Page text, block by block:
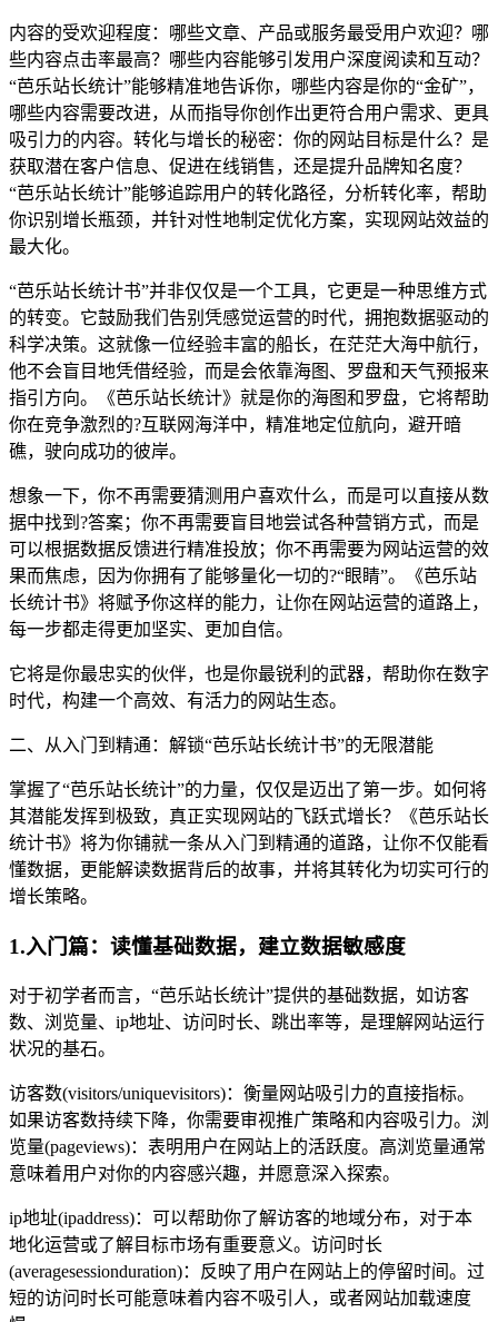
内容的受欢迎程度：哪些文章、产品或服务最受用户欢迎？哪
些内容点击率最高？哪些内容能够引发用户深度阅读和互动？
“芭乐站长统计”能够精准地告诉你，哪些内容是你的“金矿”，
哪些内容需要改进，从而指导你创作出更符合用户需求、更具
吸引力的内容。转化与增长的秘密：你的网站目标是什么？是
获取潜在客户信息、促进在线销售，还是提升品牌知名度？
“芭乐站长统计”能够追踪用户的转化路径，分析转化率，帮助
你识别增长瓶颈，并针对性地制定优化方案，实现网站效益的
最大化。
“芭乐站长统计书”并非仅仅是一个工具，它更是一种思维方式
的转变。它鼓励我们告别凭感觉运营的时代，拥抱数据驱动的
科学决策。这就像一位经验丰富的船长，在茫茫大海中航行，
他不会盲目地凭借经验，而是会依靠海图、罗盘和天气预报来
指引方向。《芭乐站长统计》就是你的海图和罗盘，它将帮助
你在竞争激烈的?互联网海洋中，精准地定位航向，避开暗
礁，驶向成功的彼岸。
想象一下，你不再需要猜测用户喜欢什么，而是可以直接从数
据中找到?答案；你不再需要盲目地尝试各种营销方式，而是
可以根据数据反馈进行精准投放；你不再需要为网站运营的效
果而焦虑，因为你拥有了能够量化一切的?“眼睛”。《芭乐站
长统计书》将赋予你这样的能力，让你在网站运营的道路上，
每一步都走得更加坚实、更加自信。
它将是你最忠实的伙伴，也是你最锐利的武器，帮助你在数字
时代，构建一个高效、有活力的网站生态。
二、从入门到精通：解锁“芭乐站长统计书”的无限潜能
掌握了“芭乐站长统计”的力量，仅仅是迈出了第一步。如何将
其潜能发挥到极致，真正实现网站的飞跃式增长？《芭乐站长
统计书》将为你铺就一条从入门到精通的道路，让你不仅能看
懂数据，更能解读数据背后的故事，并将其转化为切实可行的
增长策略。
1.入门篇：读懂基础数据，建立数据敏感度
对于初学者而言，“芭乐站长统计”提供的基础数据，如访客
数、浏览量、ip地址、访问时长、跳出率等，是理解网站运行
状况的基石。
访客数(visitors/uniquevisitors)：衡量网站吸引力的直接指标。
如果访客数持续下降，你需要审视推广策略和内容吸引力。浏
览量(pageviews)：表明用户在网站上的活跃度。高浏览量通常
意味着用户对你的内容感兴趣，并愿意深入探索。
ip地址(ipaddress)：可以帮助你了解访客的地域分布，对于本
地化运营或了解目标市场有重要意义。访问时长
(averagesessionduration)：反映了用户在网站上的停留时间。过
短的访问时长可能意味着内容不吸引人，或者网站加载速度